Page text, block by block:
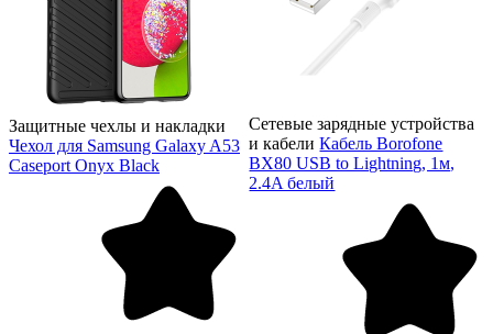
Защитные чехлы и накладки
Чехол для Samsung Galaxy A53
Caseport Onyx Black
Сетевые зарядные устройства
и кабели Кабель Borofone
BX80 USB to Lightning, 1м,
2.4A белый